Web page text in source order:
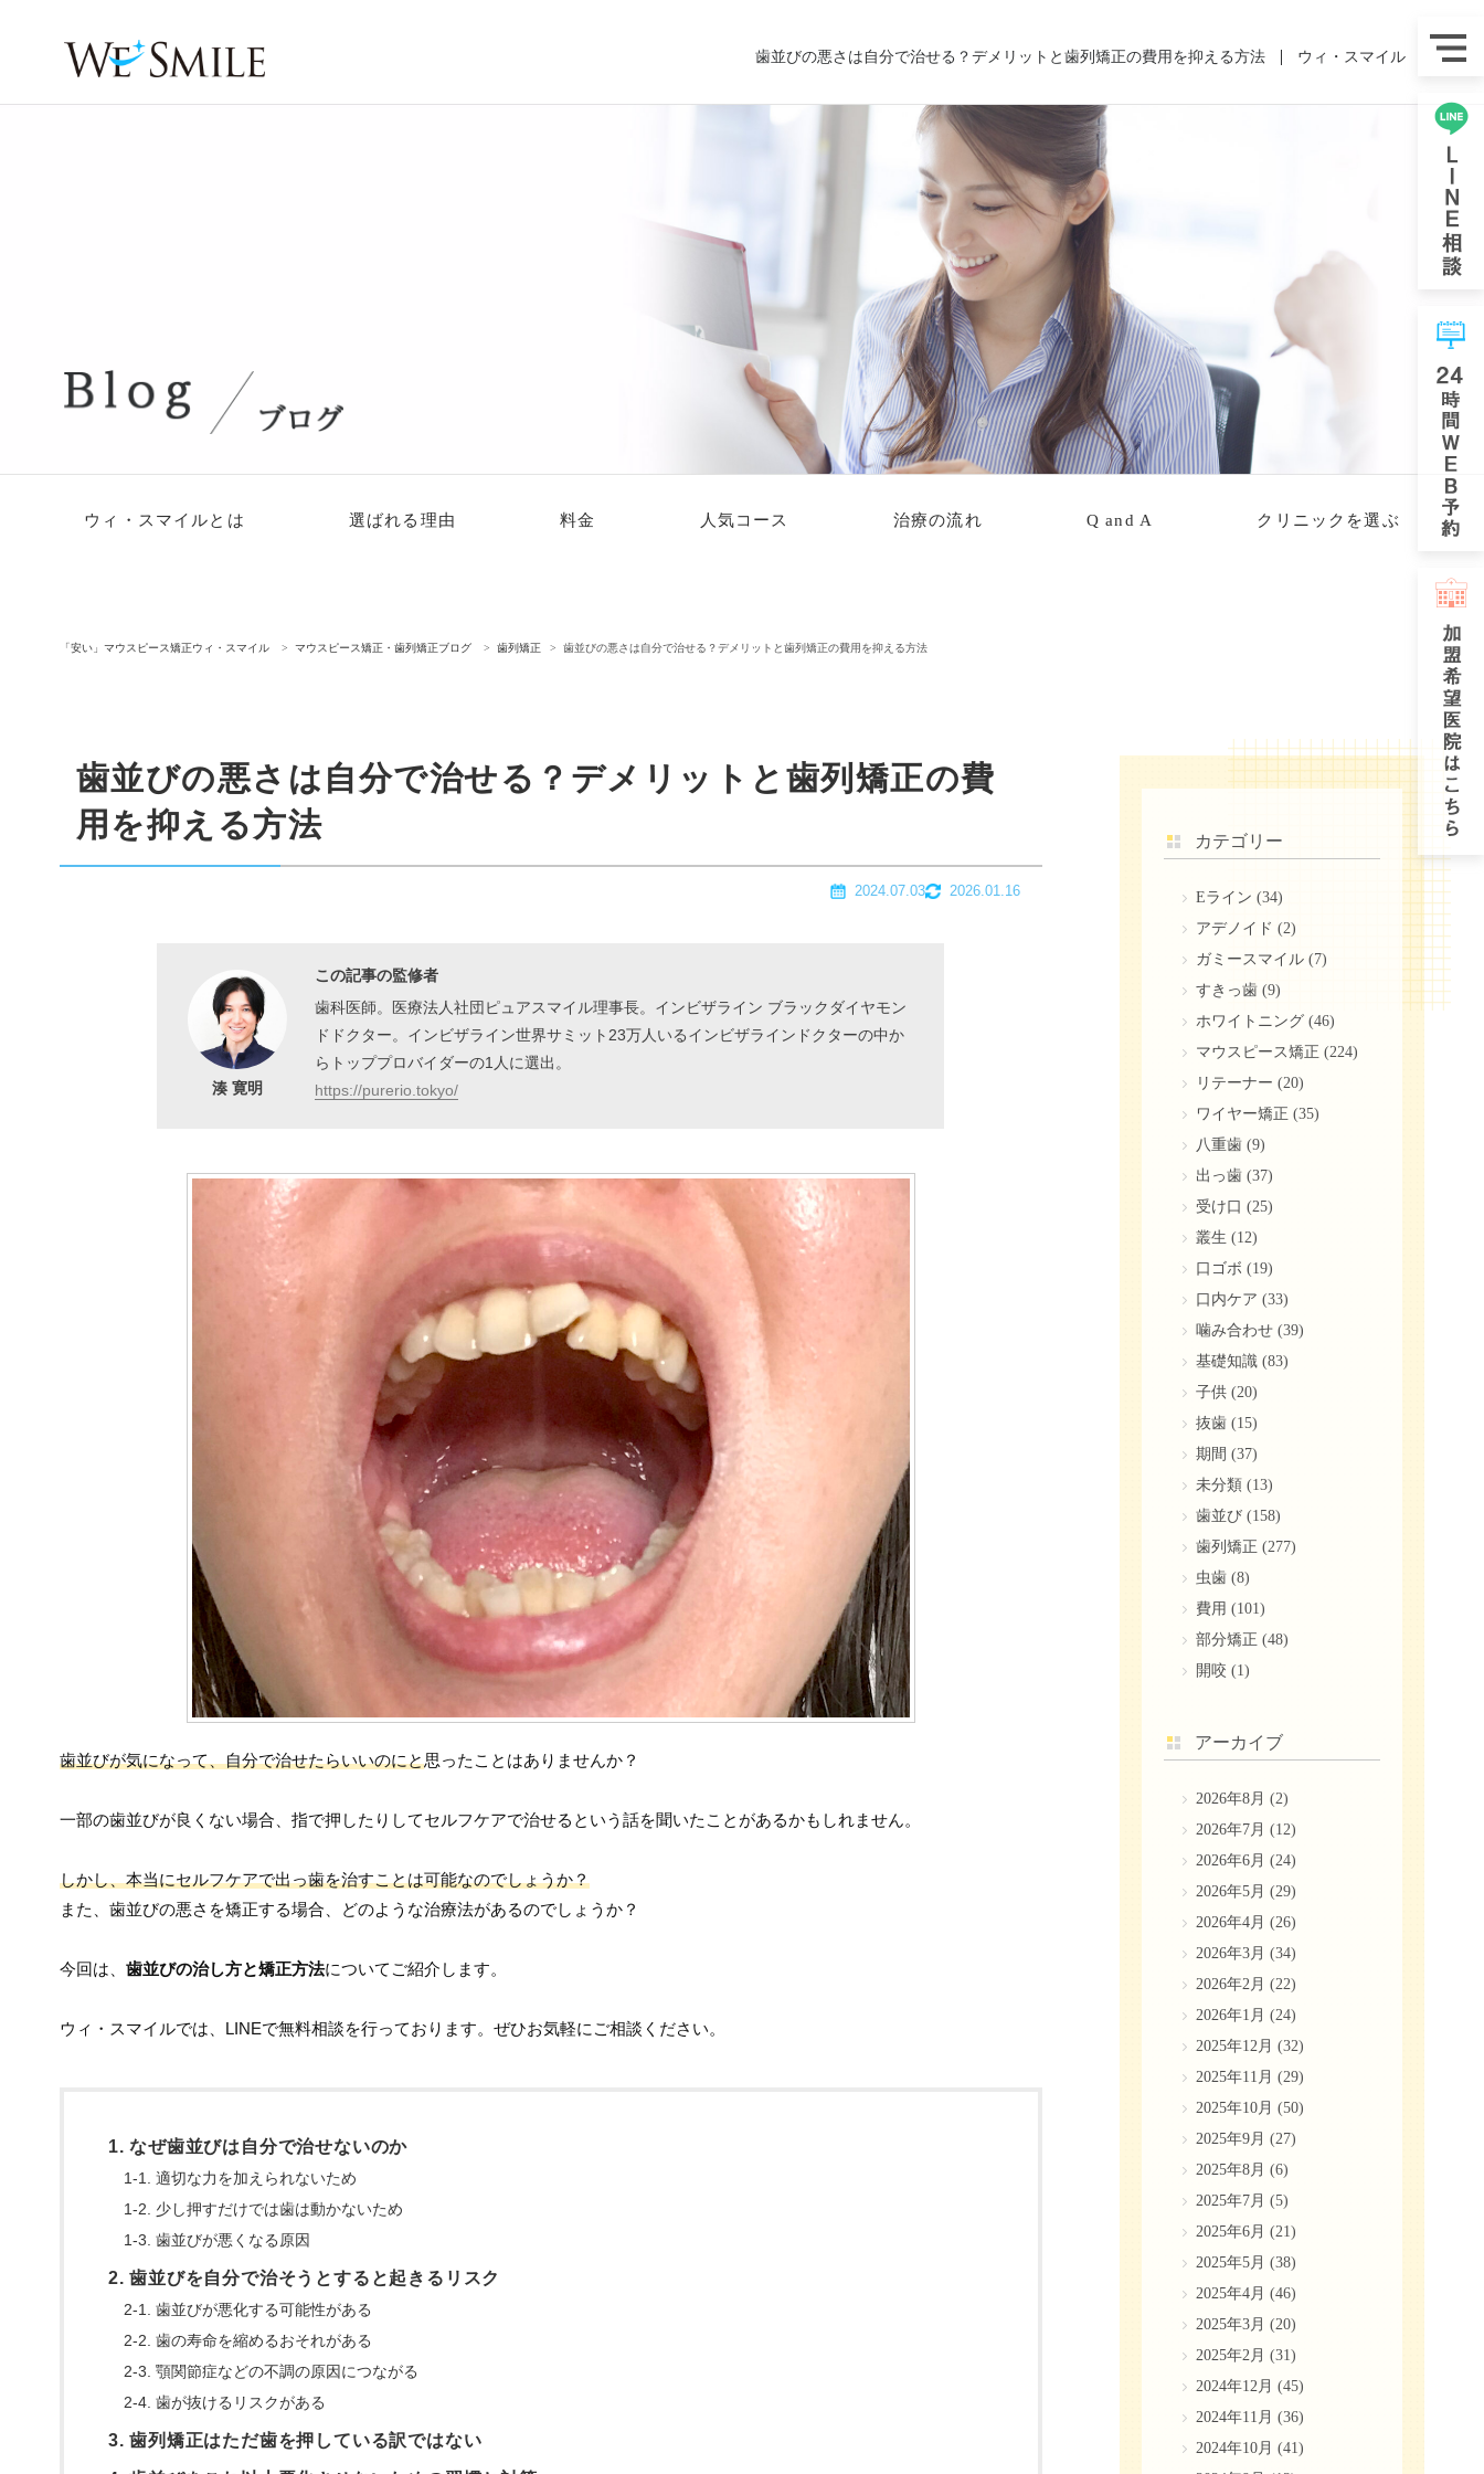
歯並びの悪さは自分で治せる？デメリットと歯列矯正の費用を抑える方法 ウィ・スマイル
ウィ・スマイルとは 選ばれる理由 料金 人気コース 治療の流れ Q and A クリニックを選ぶ
「安い」マウスピース矯正ウィ・スマイル マウスピース矯正・歯列矯正ブログ 歯列矯正 歯並びの悪さは自分で治せる？デメリットと歯列矯正の費用を抑える方法
歯並びの悪さは自分で治せる？デメリットと歯列矯正の費
用を抑える方法
2024.07.03 2026.01.16
湊 寛明
この記事の監修者
歯科医師。医療法人社団ピュアスマイル理事長。インビザライン ブラックダイヤモン
ドドクター。インビザライン世界サミット23万人いるインビザラインドクターの中か
らトッププロバイダーの1人に選出。
https://purerio.tokyo/
歯並びが気になって、自分で治せたらいいのにと思ったことはありませんか？
一部の歯並びが良くない場合、指で押したりしてセルフケアで治せるという話を聞いたことがあるかもしれません。
しかし、本当にセルフケアで出っ歯を治すことは可能なのでしょうか？
また、歯並びの悪さを矯正する場合、どのような治療法があるのでしょうか？
今回は、 歯並びの治し方と矯正方法についてご紹介します。
ウィ・スマイルでは、LINEで無料相談を行っております。ぜひお気軽にご相談ください。
1. なぜ歯並びは自分で治せないのか
1-1. 適切な力を加えられないため
1-2. 少し押すだけでは歯は動かないため
1-3. 歯並びが悪くなる原因
2. 歯並びを自分で治そうとすると起きるリスク
2-1. 歯並びが悪化する可能性がある
2-2. 歯の寿命を縮めるおそれがある
2-3. 顎関節症などの不調の原因につながる
2-4. 歯が抜けるリスクがある
3. 歯列矯正はただ歯を押している訳ではない
カテゴリー
Eライン (34)
アデノイド (2)
ガミースマイル(7)
すきっ歯(9)
ホワイトニング(46)
マウスピース矯正 (224)
リテーナー (20)
ワイヤー矯正 (35)
八重歯(9)
出っ歯(37)
受け口 (25)
叢生 (12)
口ゴボ (19)
口内ケア (33)
噛み合わせ(39)
基礎知識(83)
子供(20)
抜歯(15)
期間 (37)
未分類(13)
歯並び(158)
歯列矯正 (277)
虫歯(8)
費用 (101)
部分矯正 (48)
開咬 (1)
アーカイブ
2026年8月 (2)
2026年7月 (12)
2026年6月 (24)
2026年5月 (29)
2026年4月 (26)
2026年3月 (34)
2026年2月 (22)
2026年1月 (24)
2025年12月 (32)
2025年11月 (29)
2025年10月 (50)
2025年9月 (27)
2025年8月 (6)
2025年7月 (5)
2025年6月 (21)
2025年5月 (38)
2025年4月 (46)
2025年3月 (20)
2025年2月 (31)
2024年12月 (45)
2024年11月 (36)
2024年10月 (41)